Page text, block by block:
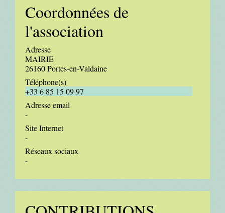
Coordonnées de
l'association
Adresse
MAIRIE
26160 Portes-en-Valdaine
Téléphone(s)
+33 6 85 15 09 97
Adresse email
-
Site Internet
-
Réseaux sociaux
-